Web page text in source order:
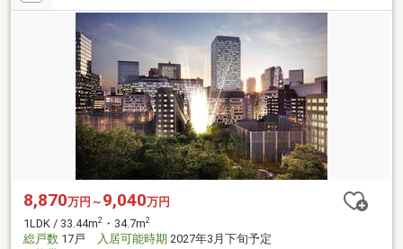
8,870万円～ 9,040万円
1LDK / 33.44m2 ・34.7m2
総戸数 17戸 入居可能時期 2027年3月下旬予定